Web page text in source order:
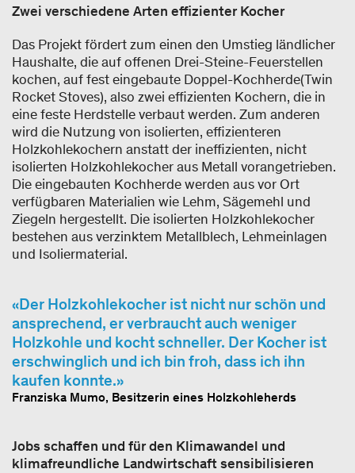
Zwei verschiedene Arten effizienter Kocher
Das Projekt fördert zum einen den Umstieg ländlicher
Haushalte, die auf offenen Drei-Steine-Feuerstellen
kochen, auf fest eingebaute Doppel-Kochherde(Twin
Rocket Stoves), also zwei effizienten Kochern, die in
eine feste Herdstelle verbaut werden. Zum anderen
wird die Nutzung von isolierten, effizienteren
Holzkohlekochern anstatt der ineffizienten, nicht
isolierten Holzkohlekocher aus Metall vorangetrieben.
Die eingebauten Kochherde werden aus vor Ort
verfügbaren Materialien wie Lehm, Sägemehl und
Ziegeln hergestellt. Die isolierten Holzkohlekocher
bestehen aus verzinktem Metallblech, Lehmeinlagen
und Isoliermaterial.
Der Holzkohlekocher ist nicht nur schön und
ansprechend, er verbraucht auch weniger
Holzkohle und kocht schneller. Der Kocher ist
erschwinglich und ich bin froh, dass ich ihn
kaufen konnte.
Franziska Mumo, Besitzerin eines Holzkohleherds
Jobs schaffen und für den Klimawandel und
klimafreundliche Landwirtschaft sensibilisieren